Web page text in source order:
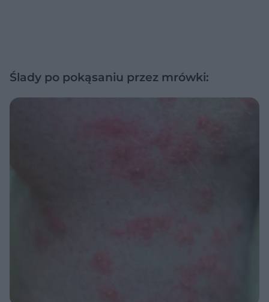
Ślady po pokąsaniu przez mrówki: